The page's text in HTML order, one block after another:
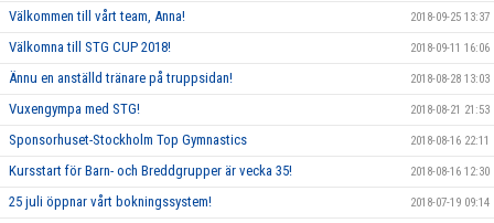
Välkommen till vårt team, Anna! 2018-09-25 13:37
Välkomna till STG CUP 2018! 2018-09-11 16:06
Ännu en anställd tränare på truppsidan! 2018-08-28 13:03
Vuxengympa med STG! 2018-08-21 21:53
Sponsorhuset-Stockholm Top Gymnastics 2018-08-16 22:11
Kursstart för Barn- och Breddgrupper är vecka 35! 2018-08-16 12:30
25 juli öppnar vårt bokningssystem! 2018-07-19 09:14